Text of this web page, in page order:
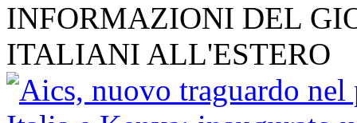
INFORMAZIONI DEL
ITALIANI ALL'ESTERO